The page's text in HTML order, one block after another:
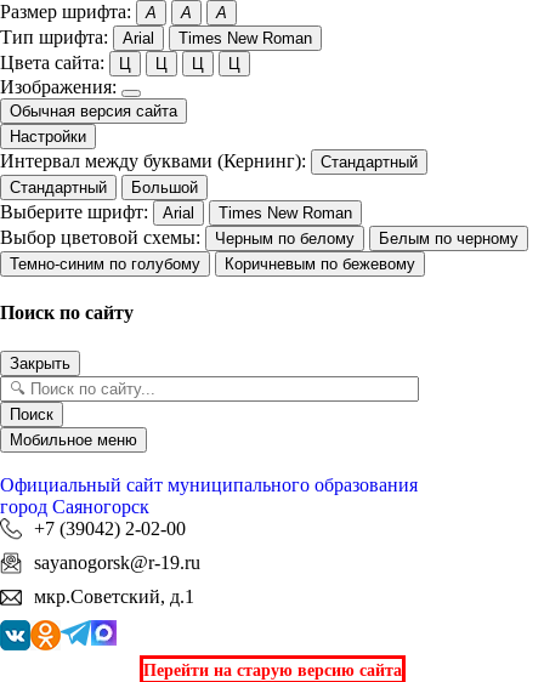
Размер шрифта: A A A
Тип шрифта: Arial Times New Roman
Цвета сайта: Ц Ц Ц Ц
Изображения:
Обычная версия сайта
Настройки
Интервал между буквами (Кернинг):
Стандартный
Стандартный
Большой
Выберите шрифт: Arial Times New Roman
Выбор цветовой схемы: Черным по белому
Белым по черному
Темно-синим по голубому
Коричневым по бежевому
Поиск по сайту
Закрыть
Поиск
Мобильное меню
Официальный сайт муниципального образования
город Саяногорск
+7 (39042) 2-02-00
sayanogorsk@r-19.ru
мкр.Советский, д.1
Перейти на старую версию сайта